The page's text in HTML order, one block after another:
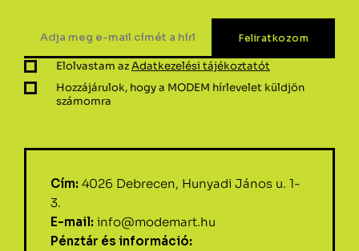
Elolvastam azAdatkezelési tájékoztatót
Hozzájárulok, hogy a MODEM hírlevelet küldjön
számomra
Cím: 4026 Debrecen, Hunyadi János u. 1-
3.
E-mail: info@modemart.hu
Pénztár és információ: